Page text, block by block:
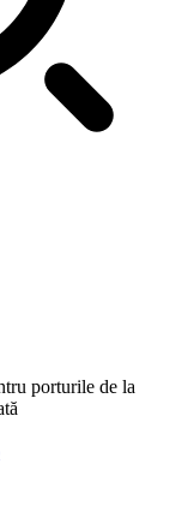
porturile de la